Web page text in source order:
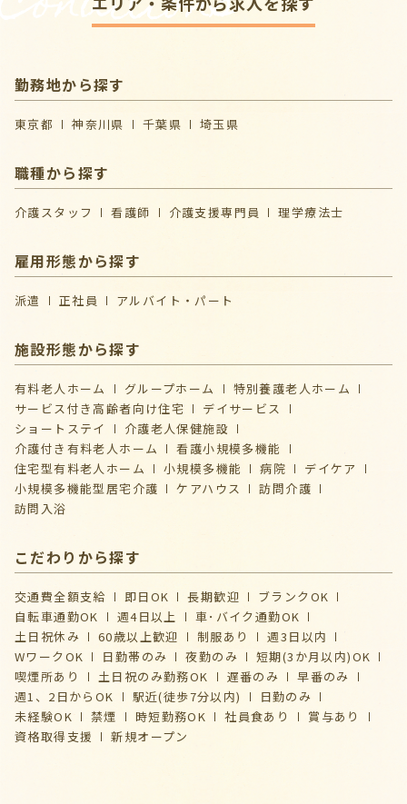
勤務地から探す
東京都 神奈川県 千葉県 埼玉県
職種から探す
介護スタッフ 看護師 介護支援専門員 理学療法士
雇用形態から探す
派遣 正社員 アルバイト・パート
施設形態から探す
有料老人ホーム グループホーム
特別養護老人ホーム
サービス付き高齢者向け住宅
デイサービス
ショートステイ
介護⽼⼈保健施設
介護付き有料老人ホーム
看護小規模多機能
住宅型有料老人ホーム
小規模多機能 病院
デイケア
⼩規模多機能型居宅介護
ケアハウス
訪問介護
訪問入浴
こだわりから探す
交通費全額支給 即日OK 長期歓迎
ブランクOK
自転車通勤OK
週4日以上
車･バイク通勤OK
土日祝休み
60歳以上歓迎 制服あり
週3日以内
WワークOK
日勤帯のみ 夜勤のみ
短期(3か月以内)OK
喫煙所あり
土日祝のみ勤務OK 遅番のみ
早番のみ
週1、2日からOK
駅近(徒歩7分以内)
日勤のみ
未経験OK
禁煙 時短勤務OK 社員食あり
賞与あり
資格取得支援
新規オープン